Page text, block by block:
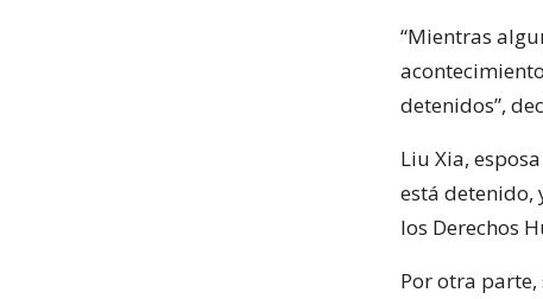
“Mientras
detenidos”,
Liu Xia,
está detenido,
los Derechos
Por otra